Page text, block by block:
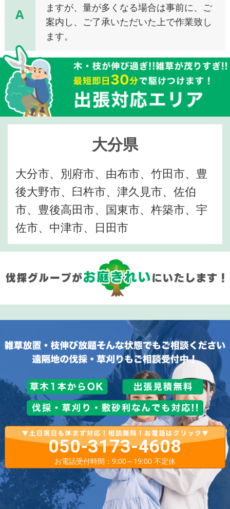
A
ますが、量が多くなる場合は事前に、ご
案内し、ご了承いただいた上で作業致し
ます。
大分県
大分市、別府市、由布市、竹田市、豊
後大野市、臼杵市、津久見市、佐伯
市、豊後高田市、国東市、杵築市、宇
佐市、中津市、日田市
050-3173-4608
お電話受付時間：9:00～19:00 不定休